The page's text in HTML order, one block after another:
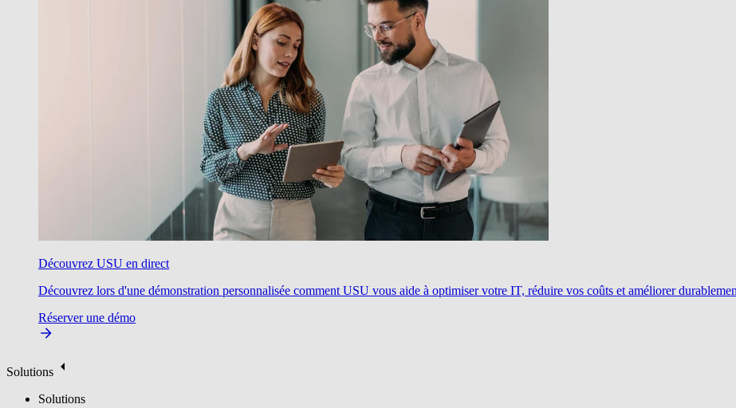
Découvrez USU en direct
Découvrez lors d'une démonstration personnalisée comment USU vous aide à optimiser votre IT, réduire vos coûts et améliorer
Réserver une démo
Solutions
Solutions